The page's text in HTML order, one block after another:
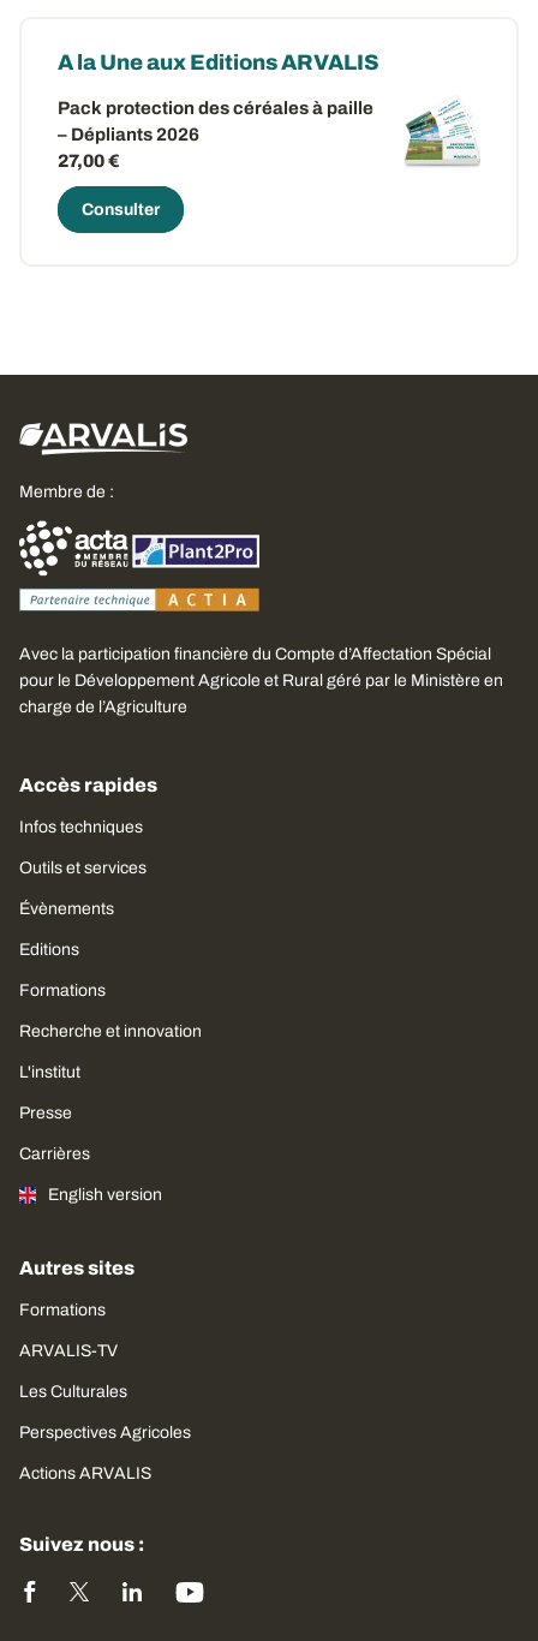
A la Une aux Editions ARVALIS
Pack protection des céréales à paille
– Dépliants 2026
27,00 €
Consulter
Membre de :
Avec la participation financière du Compte d’Affectation Spécial
pour le Développement Agricole et Rural géré par le Ministère en
charge de l’Agriculture
Accès rapides
Infos techniques
Outils et services
Évènements
Editions
Formations
Recherche et innovation
L'institut
Presse
Carrières
English version
Autres sites
Formations
ARVALIS-TV
Les Culturales
Perspectives Agricoles
Actions ARVALIS
Suivez nous :